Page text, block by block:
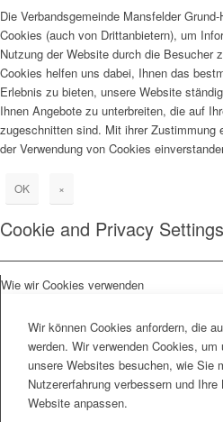
Die Verbandsgemeinde Mansfelder
Cookies (auch von Drittanbietern), um
Nutzung der Website durch die Besucher
Cookies helfen uns dabei, Ihnen das
Erlebnis zu bieten, unsere Website
Ihnen Angebote zu unterbreiten, die auf
zugeschnitten sind. Mit ihrer Zustimmung
der Verwendung von Cookies
OK ×
Cookie and Privacy Settings
Wie wir Cookies verwenden
Wir können Cookies anfordern, die
werden. Wir verwenden Cookies,
unsere Websites besuchen, wie Sie
Nutzererfahrung verbessern und
Website anpassen.